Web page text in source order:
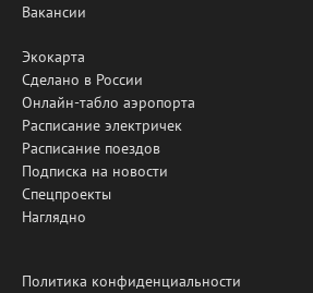
Вакансии
Экокарта
Сделано в России
Онлайн-табло аэропорта
Расписание электричек
Расписание поездов
Подписка на новости
Спецпроекты
Наглядно
Политика конфиденциальности